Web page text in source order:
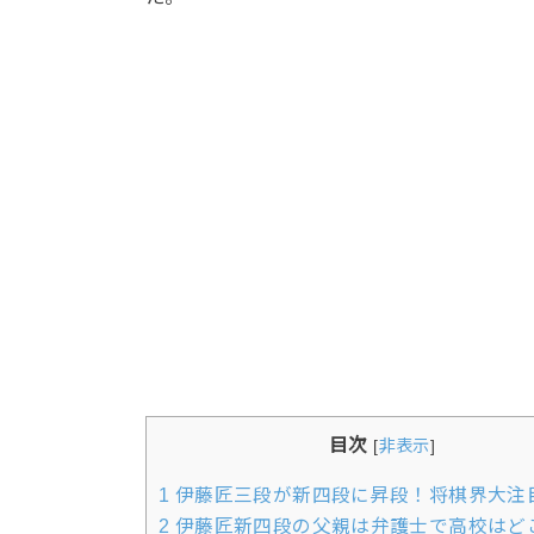
目次 [非表示]
1 伊藤匠三段が新四段に昇段！将棋界大注
2 伊藤匠新四段の父親は弁護士で高校はど